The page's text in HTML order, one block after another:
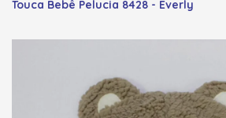
Touca Bebê Pelucia 8428 - Everly